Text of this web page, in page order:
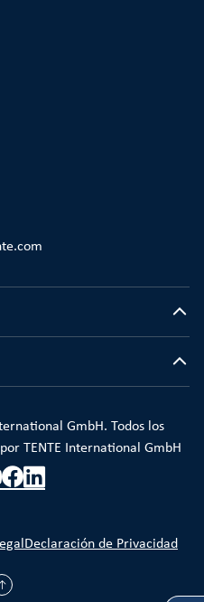
GmbH. Todos los
TENTE International GmbH
Declaración de Privacidad